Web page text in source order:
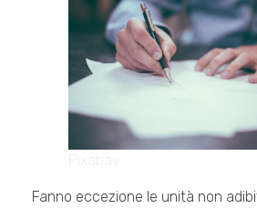
Fanno eccezione le unità non